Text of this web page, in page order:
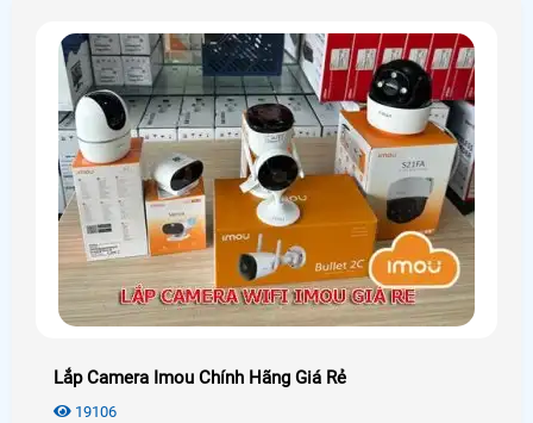
Lắp Camera Imou Chính Hãng Giá Rẻ
19106